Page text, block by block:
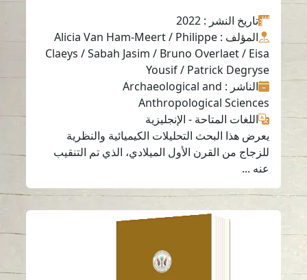
تاريخ النشر: 2022
المؤلف
: Alicia Van Ham-Meert / Philippe
Claeys / Sabah Jasim / Bruno Overlaet / Eisa
Yousif / Patrick Degryse
الناشر
: Archaeological and
Anthropological Sciences
اللغات المتاحة- الإنجليزية
يعرض هذا البحث التحليلات الكيميائية والنظرية
للزجاج من القرن الأول الميلادي، الذي تم التنقيب
عنه ...
وعاء من أواخر عصر ما
قبل الإسلام بزخارف
مستوحاة من بلاد الشام
الدور (الإمارات العربية